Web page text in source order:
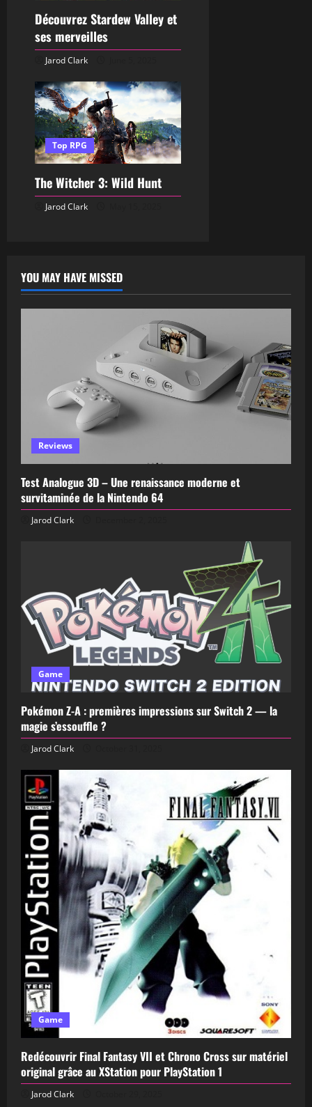
Découvrez Stardew Valley et
ses merveilles
Jarod Clark
Top RPG
The Witcher 3: Wild Hunt
Jarod Clark
YOU MAY HAVE MISSED
Reviews
Test Analogue 3D – Une renaissance moderne et
survitaminée de la Nintendo 64
Jarod Clark
Game
Pokémon Z-A : premières impressions sur Switch 2 — la
magie s’essouffle ?
Jarod Clark
Game
Redécouvrir Final Fantasy VII et Chrono Cross sur matériel
original grâce au XStation pour PlayStation 1
Jarod Clark